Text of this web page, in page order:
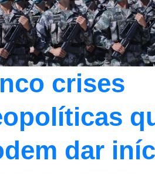
crises
dar